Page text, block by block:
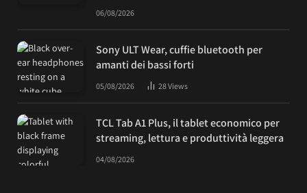
06/08/2026
Sony ULT Wear, cuffie bluetooth per
amanti dei bassi forti
05/08/2026 28Views
TCL Tab A1 Plus, il tablet economico per
streaming, lettura e produttività leggera
04/08/2026